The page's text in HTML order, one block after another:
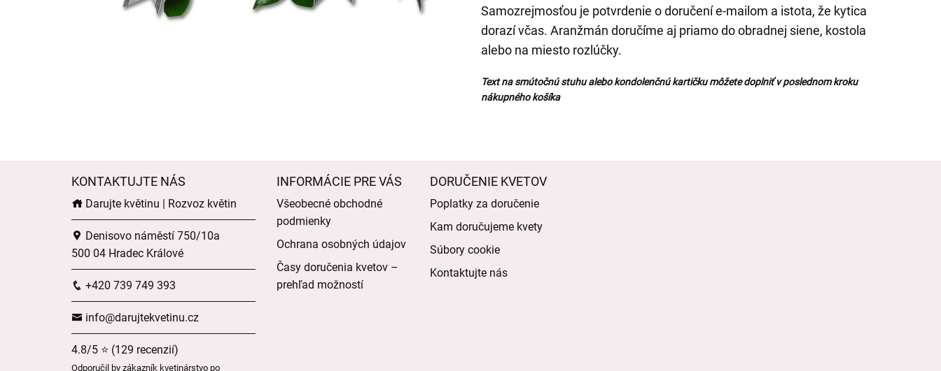
Samozrejmosťou je potvrdenie o doručení e-mailom a istota, že kytica
dorazí včas. Aranžmán doručíme aj priamo do obradnej siene, kostola
alebo na miesto rozlúčky.
Text na smútočnú stuhu alebo kondolenčnú kartičku môžete doplniť v poslednom kroku
nákupného košíka
KONTAKTUJTE NÁS
Darujte květinu | Rozvoz květin
Denisovo náměstí 750/10a
500 04 Hradec Králové
+420 739 749 393
info@darujtekvetinu.cz
4.8/5 ⭐ (129 recenzií)
Odporučil by zákazník kvetinárstvo po
INFORMÁCIE PRE VÁS
Všeobecné obchodné
podmienky
Ochrana osobných údajov
Časy doručenia kvetov –
prehľad možností
DORUČENIE KVETOV
Poplatky za doručenie
Kam doručujeme kvety
Súbory cookie
Kontaktujte nás